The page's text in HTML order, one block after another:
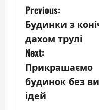
P
o
s
t
n
Previous:
Будинки з
дахом трулі
Next:
Прикрашаємо
будинок без
ідей